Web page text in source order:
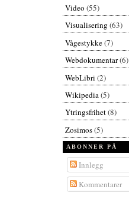
Video (55)
Visualisering (63)
Vågestykke(7)
Webdokumentar(6)
WebLibri (2)
Wikipedia(5)
Ytringsfrihet(8)
Zosimos(5)
ABONNER PÅ
Innlegg
Kommentarer